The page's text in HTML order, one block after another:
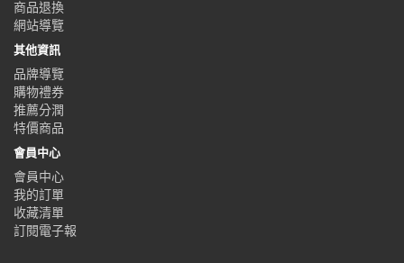
商品退換
網站導覽
其他資訊
品牌導覽
購物禮券
推薦分潤
特價商品
會員中心
會員中心
我的訂單
收藏清單
訂閱電子報